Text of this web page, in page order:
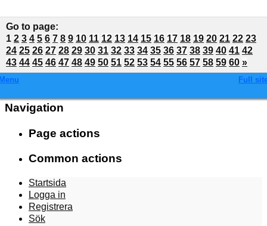
Go to page:
1 2 3 4 5 6 7 8 9 10 11 12 13 14 15 16 17 18 19 20 21 22 23
24 25 26 27 28 29 30 31 32 33 34 35 36 37 38 39 40 41 42
43 44 45 46 47 48 49 50 51 52 53 54 55 56 57 58 59 60 »
Full
Navigation
Page actions
Common actions
Startsida
Logga in
Registrera
Sök